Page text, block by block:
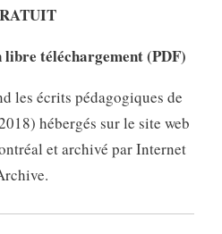
libre téléchargement (PDF)
les écrits pédagogiques de
hébergés sur le site web
et archivé par Internet